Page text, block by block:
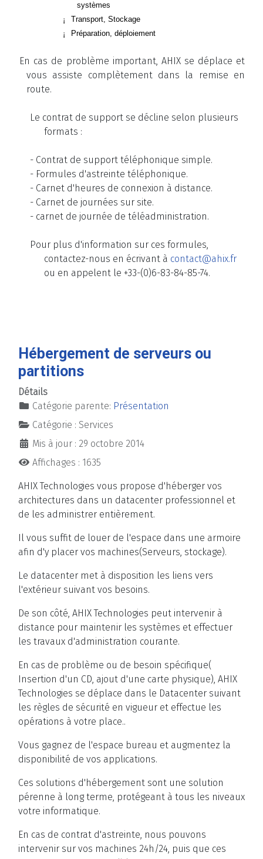
systèmes
¡
Transport, Stockage
¡
Préparation, déploiement
En cas de problème important, AHIX se déplace et
vous assiste complètement dans la remise en
route.
Le contrat de support se décline selon plusieurs
formats :
- Contrat de support téléphonique simple.
- Formules d'astreinte téléphonique.
- Carnet d'heures de connexion à distance.
- Carnet de journées sur site.
- carnet de journée de téléadministration.
Pour plus d'information sur ces formules,
contactez-nous en écrivant à contact@ahix.fr
ou en appelent le +33-(0)6-83-84-85-74.
Hébergement de serveurs ou
partitions
Détails
Catégorie parente: Présentation
Catégorie : Services
Mis à jour : 29 octobre 2014
Affichages : 1635
AHIX Technologies vous propose d'héberger vos
architectures dans un datacenter professionnel et
de les administrer entièrement.
Il vous suffit de louer de l'espace dans une armoire
afin d'y placer vos machines(Serveurs, stockage).
Le datacenter met à disposition les liens vers
l'extérieur suivant vos besoins.
De son côté, AHIX Technologies peut intervenir à
distance pour maintenir les systèmes et effectuer
les travaux d'administration courante.
En cas de problème ou de besoin spécifique(
Insertion d'un CD, ajout d'une carte physique), AHIX
Technologies se déplace dans le Datacenter suivant
les règles de sécurité en vigueur et effectue les
opérations à votre place..
Vous gagnez de l'espace bureau et augmentez la
disponibilité de vos applications.
Ces solutions d'hébergement sont une solution
pérenne à long terme, protégeant à tous les niveaux
votre informatique.
En cas de contrat d'astreinte, nous pouvons
intervenir sur vos machines 24h/24, puis que ces